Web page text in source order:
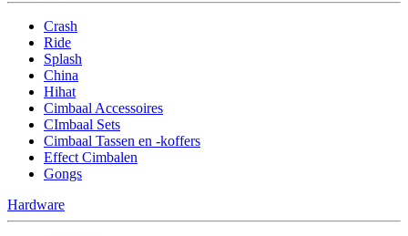
Crash
Ride
Splash
China
Hihat
Cimbaal Accessoires
CImbaal Sets
Cimbaal Tassen en -koffers
Effect Cimbalen
Gongs
Hardware